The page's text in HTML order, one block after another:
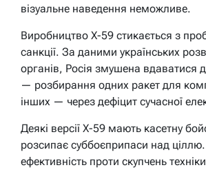
візуальне наведення неможливе.
Виробництво Х-59 стикається з
санкції. За даними українських
органів, Росія змушена вдаватися
— розбирання одних ракет для
інших — через дефіцит сучасної
Деякі версії Х-59 мають касетну
розсипає суббоєприпаси над
ефективність проти скупчень